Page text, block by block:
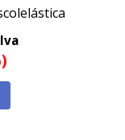
Iva